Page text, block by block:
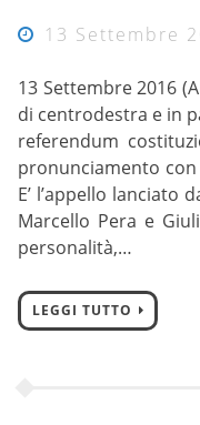
13 Settembre
13 Settembre 2016
di centrodestra e in
referendum
pronunciamento
E’ l’appello lanciato
Marcello Pera e
personalità,…
LEGGI TUTTO